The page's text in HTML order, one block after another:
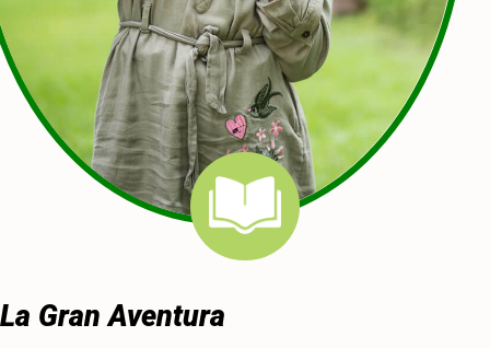
La Gran Aventura